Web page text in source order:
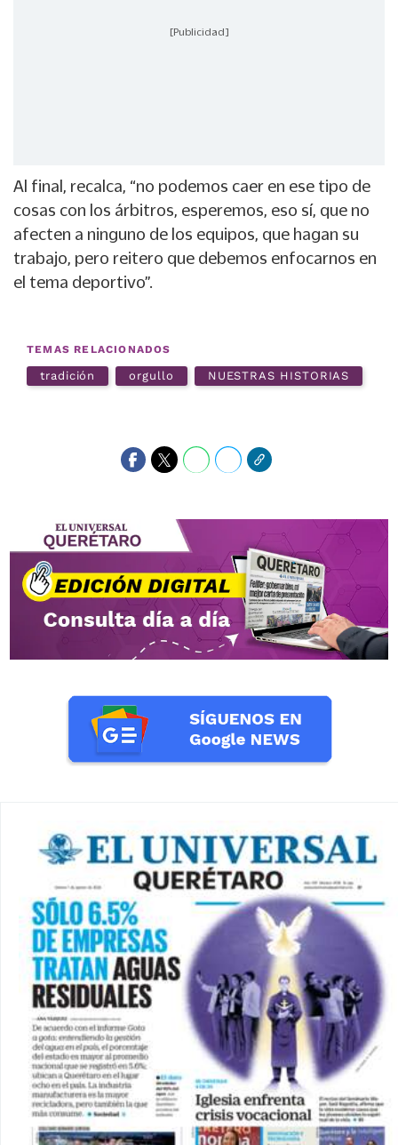
[Publicidad]
Al final, recalca, “no podemos caer en ese tipo de
cosas con los árbitros, esperemos, eso sí, que no
afecten a ninguno de los equipos, que hagan su
trabajo, pero reitero que debemos enfocarnos en
el tema deportivo”.
TEMAS RELACIONADOS
tradición orgullo NUESTRAS HISTORIAS